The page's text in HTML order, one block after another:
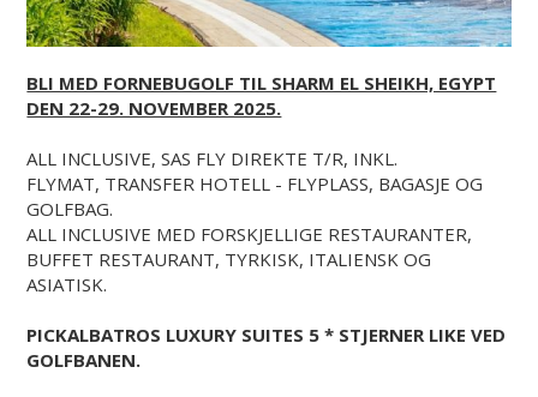
BLI MED FORNEBUGOLF TIL SHARM EL SHEIKH, EGYPT
DEN 22-29. NOVEMBER 2025.
ALL INCLUSIVE, SAS FLY DIREKTE T/R, INKL.
FLYMAT, TRANSFER HOTELL - FLYPLASS, BAGASJE OG
GOLFBAG.
ALL INCLUSIVE MED FORSKJELLIGE RESTAURANTER,
BUFFET RESTAURANT, TYRKISK, ITALIENSK OG
ASIATISK.
PICKALBATROS LUXURY SUITES 5 * STJERNER LIKE VED
GOLFBANEN.